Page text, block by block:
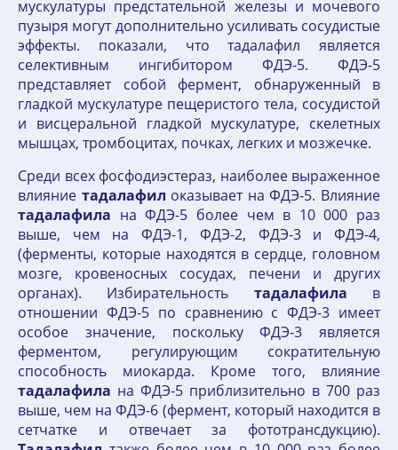
мускулатуры предстательной железы и мочевого
пузыря могут дополнительно усиливать сосудистые
эффекты. показали, что тадалафил является
селективным ингибитором ФДЭ-5. ФДЭ-5
представляет собой фермент, обнаруженный в
гладкой мускулатуре пещеристого тела, сосудистой
и висцеральной гладкой мускулатуре, скелетных
мышцах, тромбоцитах, почках, легких и мозжечке.
Среди всех фосфодиэстераз, наиболее выраженное
влияние тадалафил оказывает на ФДЭ-5. Влияние
тадалафила на ФДЭ-5 более чем в 10 000 раз
выше, чем на ФДЭ-1, ФДЭ-2, ФДЭ-3 и ФДЭ-4,
(ферменты, которые находятся в сердце, головном
мозге, кровеносных сосудах, печени и других
органах). Избирательность тадалафила в
отношении ФДЭ-5 по сравнению с ФДЭ-3 имеет
особое значение, поскольку ФДЭ-3 является
ферментом, регулирующим сократительную
способность миокарда. Кроме того, влияние
тадалафила на ФДЭ-5 приблизительно в 700 раз
выше, чем на ФДЭ-6 (фермент, который находится в
сетчатке и отвечает за фототрансдукцию).